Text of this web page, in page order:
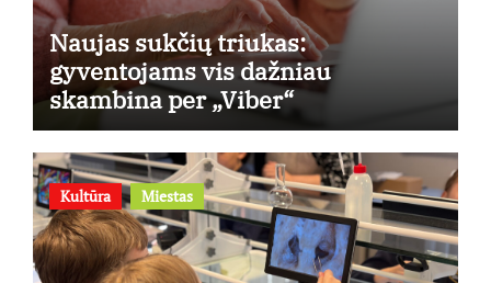
Naujas sukčių triukas:
gyventojams vis dažniau
skambina per „Viber“
Kultūra Miestas